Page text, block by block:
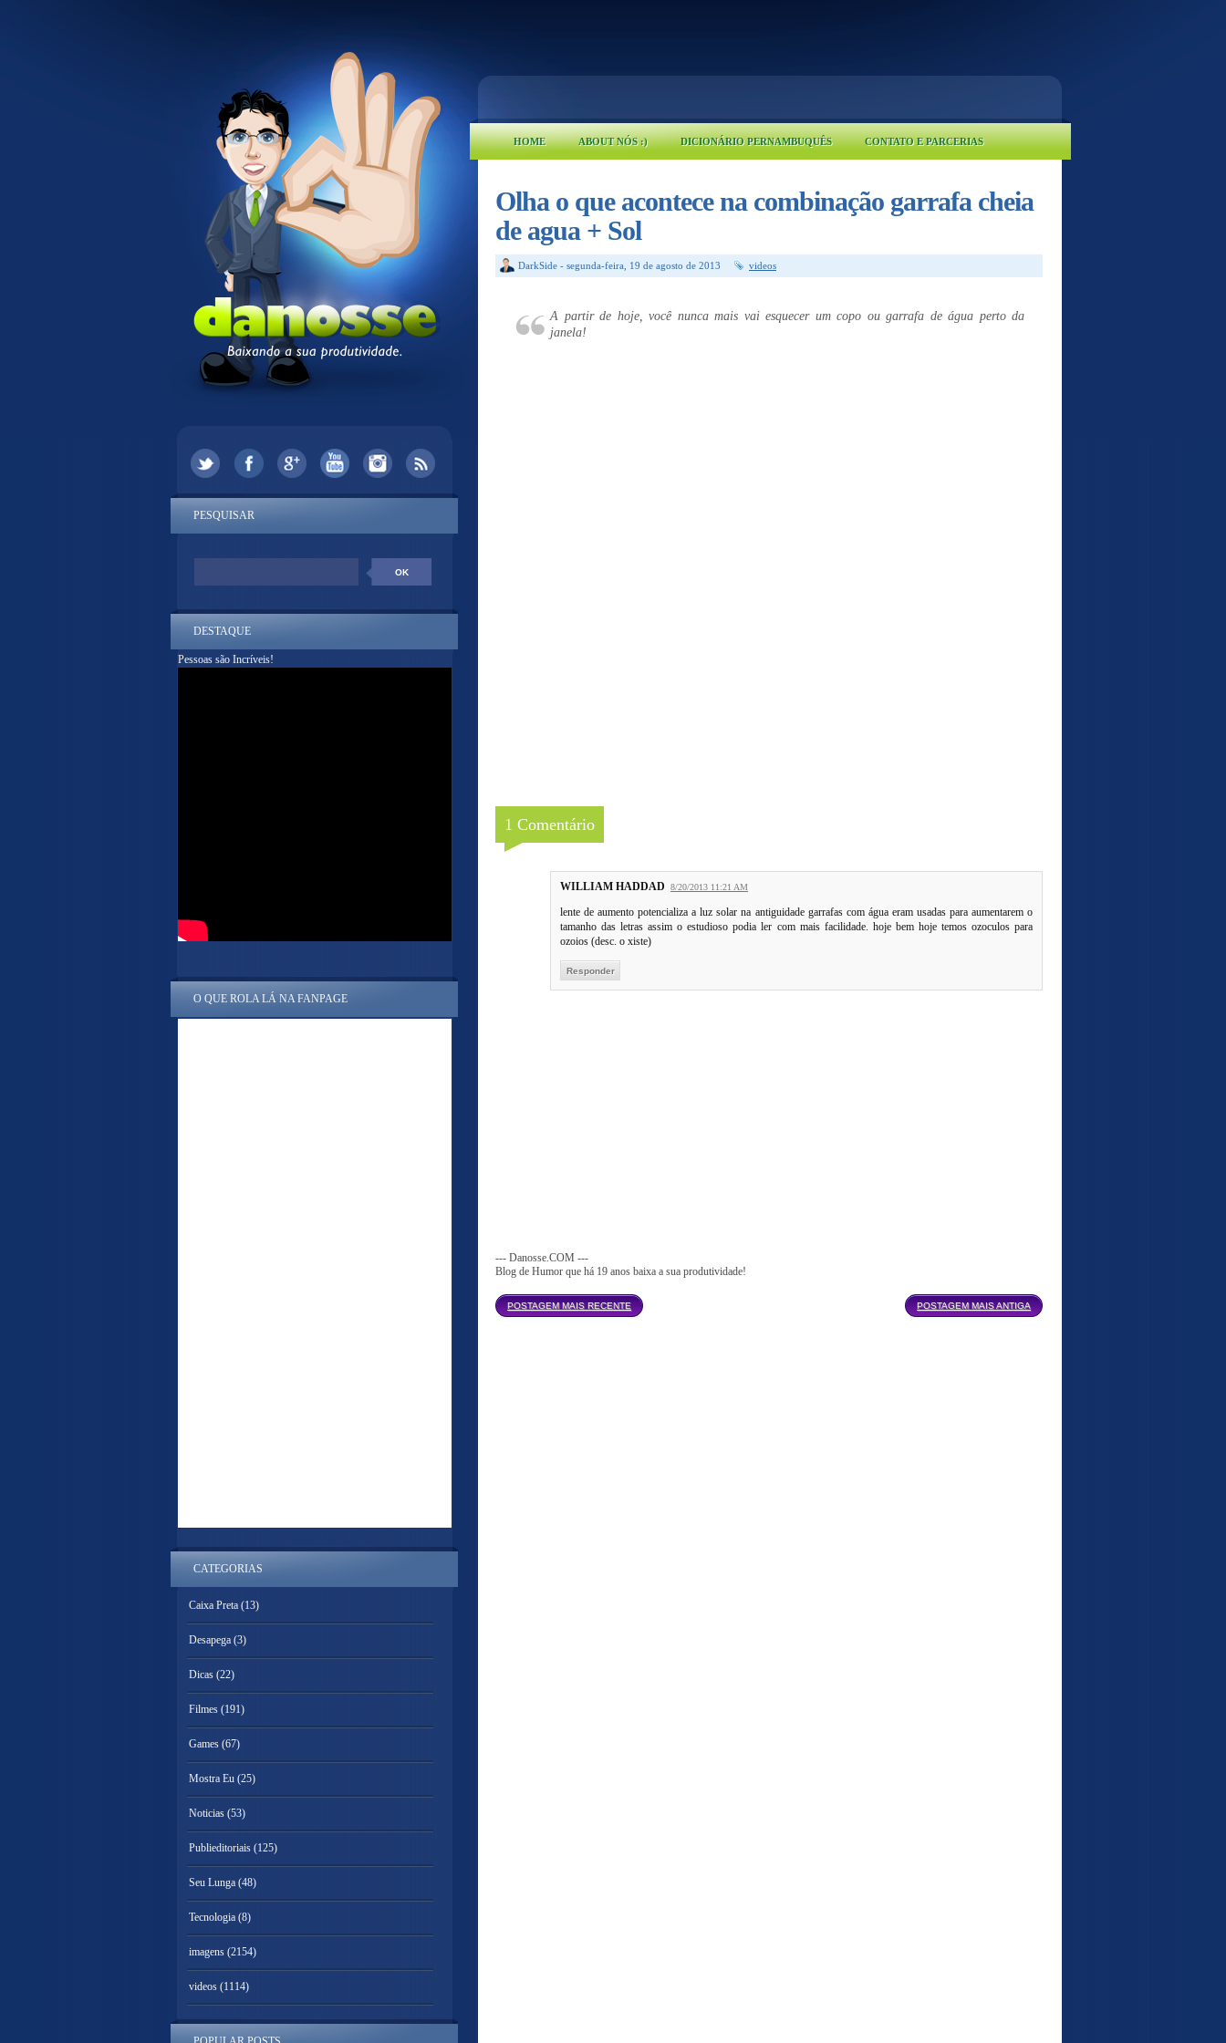
HOME ABOUT NÓS :) DICIONÁRIO PERNAMBUQUÊS CONTATO E PARCERIAS
Olha o que acontece na combinação garrafa cheia
de agua + Sol
DarkSide - segunda-feira, 19 de agosto de 2013 videos
A partir de hoje, você nunca mais vai esquecer um copo ou garrafa de água perto da
janela!
1 Comentário
WILLIAM HADDAD 8/20/2013 11:21 AM
lente de aumento potencializa a luz solar na antiguidade garrafas com água eram usadas para aumentarem o
tamanho das letras assim o estudioso podia ler com mais facilidade. hoje bem hoje temos ozoculos para
ozoios (desc. o xiste)
Responder
--- Danosse.COM ---
Blog de Humor que há 19 anos baixa a sua produtividade!
POSTAGEM MAIS RECENTE POSTAGEM MAIS ANTIGA
PESQUISAR
DESTAQUE
Pessoas são Incríveis!
O QUE ROLA LÁ NA FANPAGE
CATEGORIAS
Caixa Preta (13)
Desapega (3)
Dicas (22)
Filmes (191)
Games (67)
Mostra Eu (25)
Noticias (53)
Publieditoriais (125)
Seu Lunga (48)
Tecnologia (8)
imagens (2154)
videos (1114)